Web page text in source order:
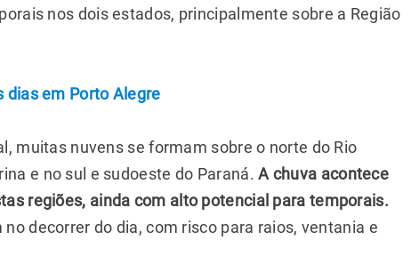
nos dois estados, principalmente sobre a Região
dias em Porto Alegre
muitas nuvens se formam sobre o norte do Rio
e no sul e sudoeste do Paraná.A chuva acontece
regiões, ainda com alto potencial para temporais.
decorrer do dia, com risco para raios, ventania e